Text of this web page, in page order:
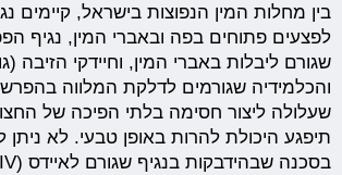
בין מחלות המין הנפוצות בישראל, קיימים
שגורם ליבלות באברי המין, וחיידקי הזיבה
והכלמידיה שגורמים לדלקת המלווה
שעלולה ליצור חסימה בלתי הפיכה של
תיפגע היכולת להרות באופן טבעי. לא